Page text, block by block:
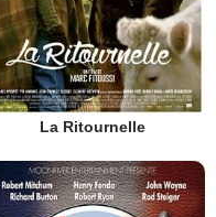
La Ritournelle